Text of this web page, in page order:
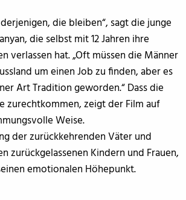
die bleiben“, sagt die junge
die selbst mit 12 Jahren ihre
verlassen hat. „Oft müssen die Männer
um einen Job zu finden, aber es
Art Tradition geworden.“ Dass die
zurechtkommen, zeigt der Film auf
Weise.
der zurückkehrenden Väter und
zurückgelassenen Kindern und Frauen,
emotionalen Höhepunkt.